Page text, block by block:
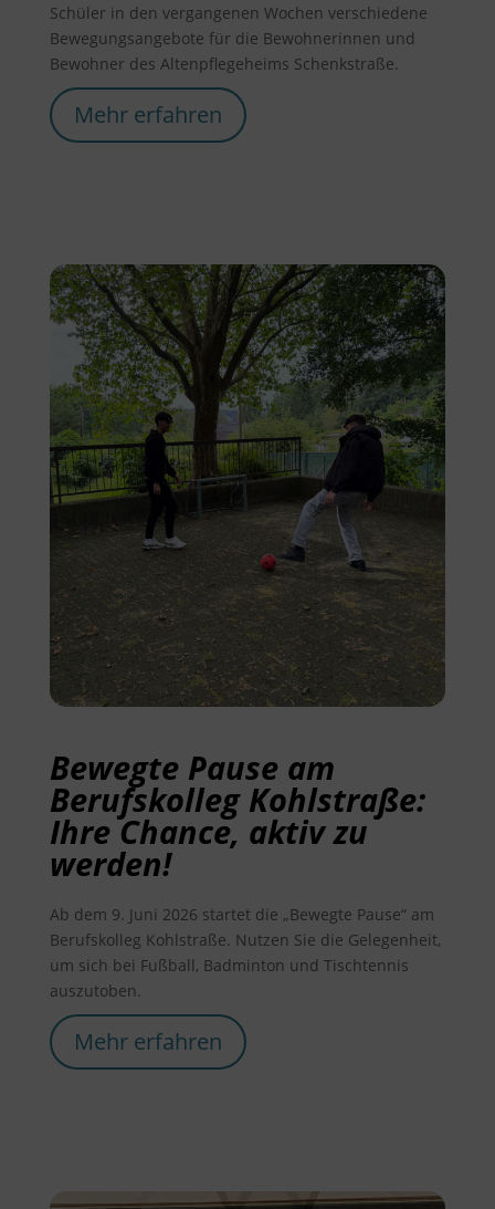
Schüler in den vergangenen Wochen verschiedene
Bewegungsangebote für die Bewohnerinnen und
Bewohner des Altenpflegeheims Schenkstraße.
Mehr erfahren
Bewegte Pause am
Berufskolleg Kohlstraße:
Ihre Chance, aktiv zu
werden!
Ab dem 9. Juni 2026 startet die „Bewegte Pause“ am
Berufskolleg Kohlstraße. Nutzen Sie die Gelegenheit,
um sich bei Fußball, Badminton und Tischtennis
auszutoben.
Mehr erfahren